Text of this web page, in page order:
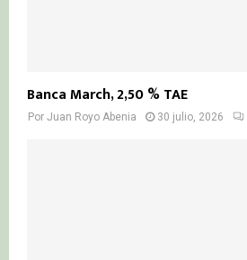
Banca March, 2,50 % TAE
Por Juan Royo Abenia 30 julio, 2026